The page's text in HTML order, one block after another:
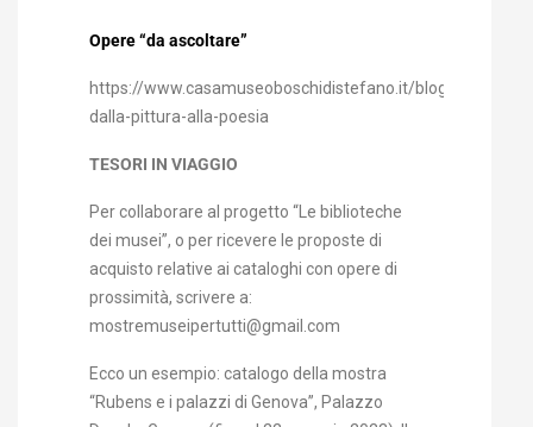
Opere “da ascoltare”
https://www.casamuseoboschidistefano.it/blog/
dalla-pittura-alla-poesia
TESORI IN VIAGGIO
Per collaborare al progetto “Le biblioteche
dei musei”, o per ricevere le proposte di
acquisto relative ai cataloghi con opere di
prossimità, scrivere a:
mostremuseipertutti@gmail.com
Ecco un esempio: catalogo della mostra
“Rubens e i palazzi di Genova”, Palazzo